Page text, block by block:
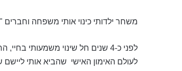
משחר ילדותי כינוי אותי משפחה
לפני כ-4 שנים חל שינוי
לעולם האימון האישי שהביא אותי ליישם